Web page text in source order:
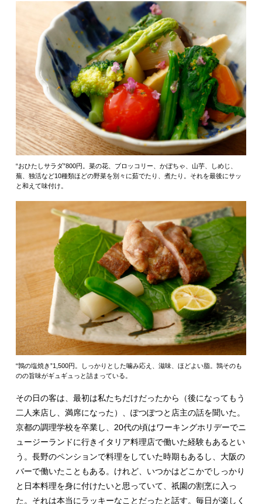
“おひたしサラダ”800円。菜の花、ブロッコリー、かぼちゃ、山芋、しめじ、
蕪、独活など10種類ほどの野菜を別々に茹でたり、煮たり。それを最後にサッ
と和えて味付け。
“鶉の塩焼き”1,500円。しっかりとした噛み応え、滋味、ほどよい脂。鶉そのも
のの旨味がギュギュっと詰まっている。
その日の客は、最初は私たちだけだったから（後になってもう
二人来店し、満席になった）、ぽつぽつと店主の話を聞いた。
京都の調理学校を卒業し、20代の頃はワーキングホリデーでニ
ュージーランドに行きイタリア料理店で働いた経験もあるとい
う。長野のペンションで料理をしていた時期もあるし、大阪の
バーで働いたこともある。けれど、いつかはどこかでしっかり
と日本料理を身に付けたいと思っていて、祇園の割烹に入っ
た。それは本当にラッキーなことだったと話す。毎日が楽しく